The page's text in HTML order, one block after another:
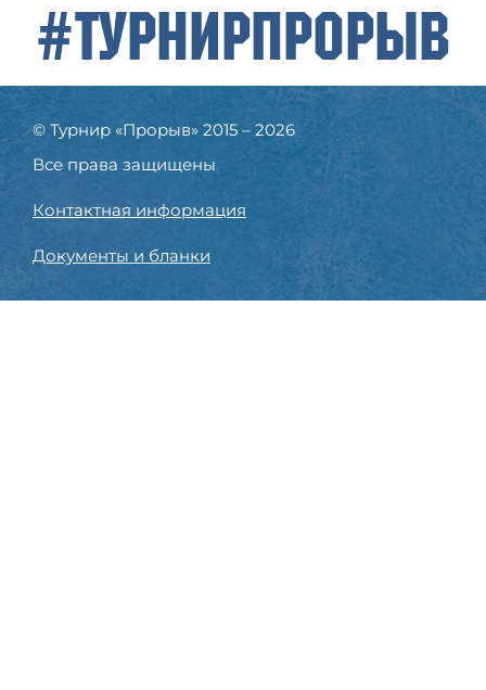
#ТурнирПрорыв
© Турнир «Прорыв» 2015 – 2026
Все права защищены
Контактная информация
Документы и бланки